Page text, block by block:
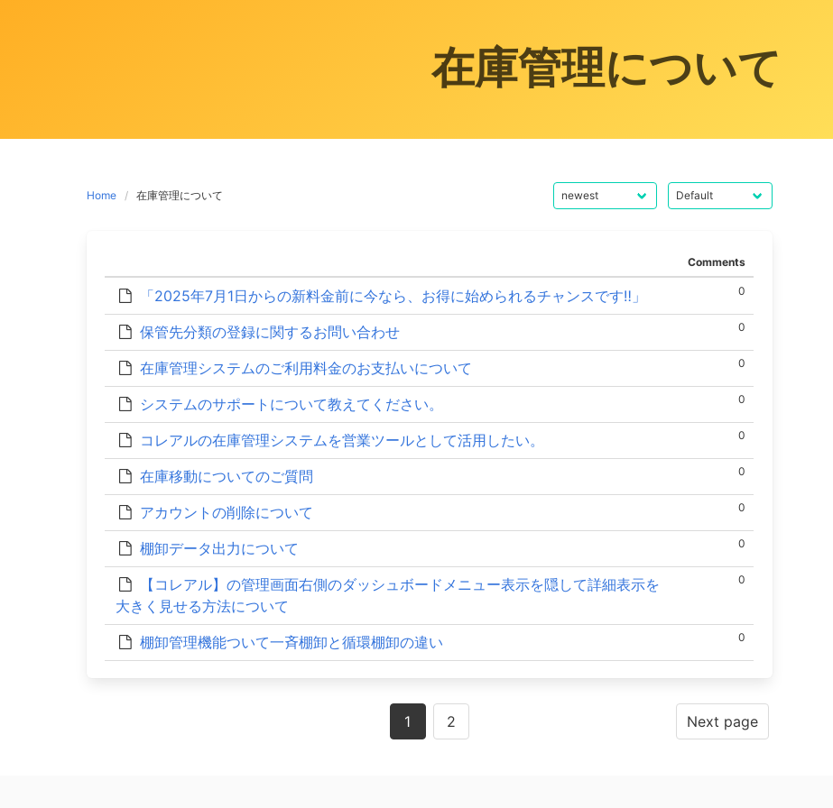
在庫管理について
Home 在庫管理について
Comments
「2025年7月1日からの新料金前に今なら、お得に始められるチャンスです‼」 0
保管先分類の登録に関するお問い合わせ 0
在庫管理システムのご利用料金のお支払いについて 0
システムのサポートについて教えてください。 0
コレアルの在庫管理システムを営業ツールとして活用したい。 0
在庫移動についてのご質問 0
アカウントの削除について 0
棚卸データ出力について 0
【コレアル】の管理画面右側のダッシュボードメニュー表示を隠して詳細表示を
大きく見せる方法について
0
棚卸管理機能ついて一斉棚卸と循環棚卸の違い 0
1 2 Next page